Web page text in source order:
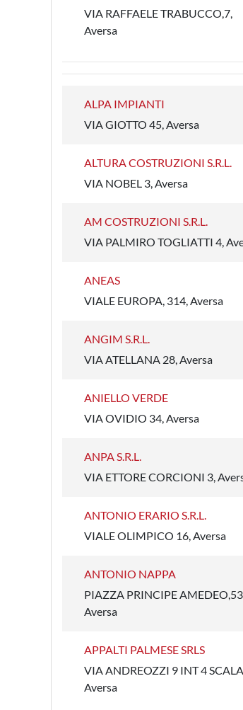
VIA RAFFAELE TRABUCCO,7,
Aversa
ALPA IMPIANTI
VIA GIOTTO 45, Aversa
ALTURA COSTRUZIONI S.R.L.
VIA NOBEL 3, Aversa
AM COSTRUZIONI S.R.L.
VIA PALMIRO TOGLIATTI 4,
ANEAS
VIALE EUROPA, 314, Aversa
ANGIM S.R.L.
VIA ATELLANA 28, Aversa
ANIELLO VERDE
VIA OVIDIO 34, Aversa
ANPA S.R.L.
VIA ETTORE CORCIONI 3,
ANTONIO ERARIO S.R.L.
VIALE OLIMPICO 16, Aversa
ANTONIO NAPPA
PIAZZA PRINCIPE
Aversa
APPALTI PALMESE SRLS
VIA ANDREOZZI 9 INT 4
Aversa